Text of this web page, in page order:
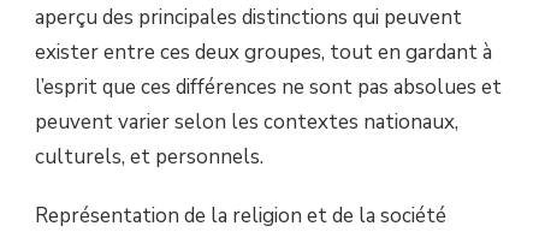
aperçu des principales distinctions qui peuvent
exister entre ces deux groupes, tout en gardant à
l’esprit que ces différences ne sont pas absolues et
peuvent varier selon les contextes nationaux,
culturels, et personnels.
Représentation de la religion et de la société